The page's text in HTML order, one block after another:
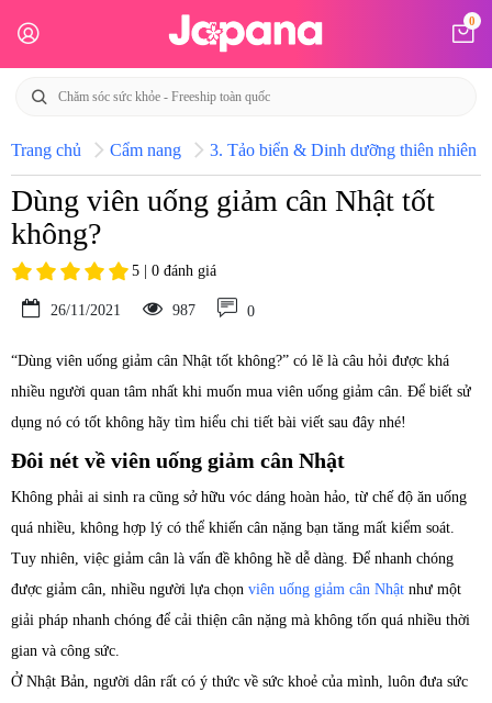
0
Trang chủ Cẩm nang 3. Tảo biển & Dinh dưỡng thiên nhiên
Dùng viên uống giảm cân Nhật tốt
không?
5 | 0 đánh giá
26/11/2021 987 0
“Dùng viên uống giảm cân Nhật tốt không?” có lẽ là câu hỏi được khá
nhiều người quan tâm nhất khi muốn mua viên uống giảm cân. Để biết sử
dụng nó có tốt không hãy tìm hiểu chi tiết bài viết sau đây nhé!
Đôi nét về viên uống giảm cân Nhật
Không phải ai sinh ra cũng sở hữu vóc dáng hoàn hảo, từ chế độ ăn uống
quá nhiều, không hợp lý có thể khiến cân nặng bạn tăng mất kiểm soát.
Tuy nhiên, việc giảm cân là vấn đề không hề dễ dàng. Để nhanh chóng
được giảm cân, nhiều người lựa chọn viên uống giảm cân Nhật như một
giải pháp nhanh chóng để cải thiện cân nặng mà không tốn quá nhiều thời
gian và công sức.
Ở Nhật Bản, người dân rất có ý thức về sức khoẻ của mình, luôn đưa sức